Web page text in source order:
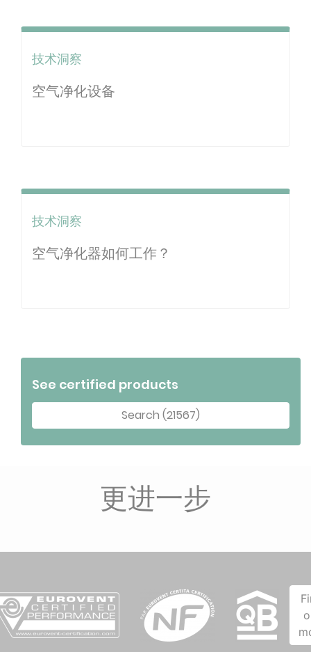
技术洞察
空气净化设备
技术洞察
空气净化器如何工作？
See certified products
Search (21567)
更进一步